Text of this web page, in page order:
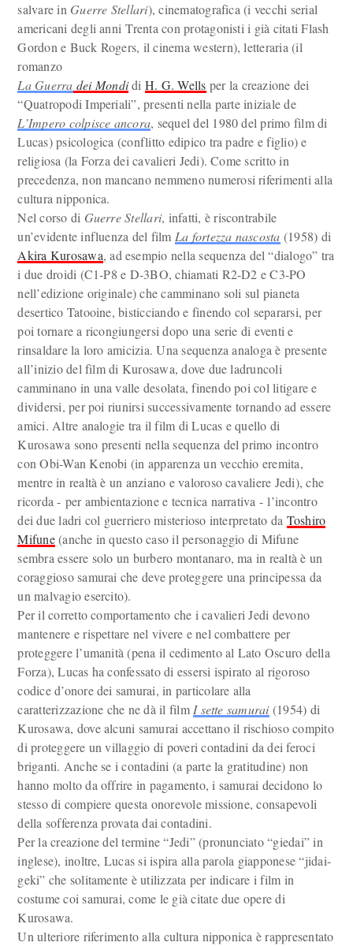
salvare in Guerre Stellari), cinematografica (i vecchi serial
americani degli anni Trenta con protagonisti i già citati Flash
Gordon e Buck Rogers, il cinema western), letteraria (il
romanzo
La Guerra dei Mondidi H. G. Wells per la creazione dei
“Quatropodi Imperiali”, presenti nella parte iniziale de
L’Impero colpisce ancora, sequel del 1980 del primo film di
Lucas) psicologica (conflitto edipico tra padre e figlio) e
religiosa (la Forza dei cavalieri Jedi). Come scritto in
precedenza, non mancano nemmeno numerosi riferimenti alla
cultura nipponica.
Nel corso di Guerre Stellari, infatti, è riscontrabile
un’evidente influenza del film La fortezza nascosta (1958) di
Akira Kurosawa, ad esempio nella sequenza del “dialogo” tra
i due droidi (C1-P8 e D-3BO, chiamati R2-D2 e C3-PO
nell’edizione originale) che camminano soli sul pianeta
desertico Tatooine, bisticciando e finendo col separarsi, per
poi tornare a ricongiungersi dopo una serie di eventi e
rinsaldare la loro amicizia. Una sequenza analoga è presente
all’inizio del film di Kurosawa, dove due ladruncoli
camminano in una valle desolata, finendo poi col litigare e
dividersi, per poi riunirsi successivamente tornando ad essere
amici. Altre analogie tra il film di Lucas e quello di
Kurosawa sono presenti nella sequenza del primo incontro
con Obi-Wan Kenobi (in apparenza un vecchio eremita,
mentre in realtà è un anziano e valoroso cavaliere Jedi), che
ricorda - per ambientazione e tecnica narrativa - l’incontro
dei due ladri col guerriero misterioso interpretato da Toshiro
Mifune(anche in questo caso il personaggio di Mifune
sembra essere solo un burbero montanaro, ma in realtà è un
coraggioso samurai che deve proteggere una principessa da
un malvagio esercito).
Per il corretto comportamento che i cavalieri Jedi devono
mantenere e rispettare nel vivere e nel combattere per
proteggere l’umanità (pena il cedimento al Lato Oscuro della
Forza), Lucas ha confessato di essersi ispirato al rigoroso
codice d’onore dei samurai, in particolare alla
caratterizzazione che ne dà il film I sette samurai(1954) di
Kurosawa, dove alcuni samurai accettano il rischioso compito
di proteggere un villaggio di poveri contadini da dei feroci
briganti. Anche se i contadini (a parte la gratitudine) non
hanno molto da offrire in pagamento, i samurai decidono lo
stesso di compiere questa onorevole missione, consapevoli
della sofferenza provata dai contadini.
Per la creazione del termine “Jedi” (pronunciato “giedai” in
inglese), inoltre, Lucas si ispira alla parola giapponese “jidai-
geki” che solitamente è utilizzata per indicare i film in
costume coi samurai, come le già citate due opere di
Kurosawa.
Un ulteriore riferimento alla cultura nipponica è rappresentato